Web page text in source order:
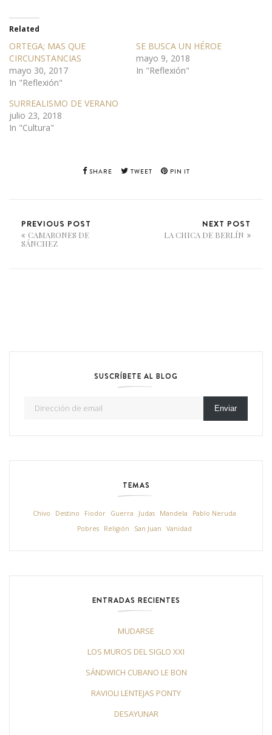
Related
ORTEGA; MAS QUE
CIRCUNSTANCIAS
mayo 30, 2017
In "Reflexión"
SE BUSCA UN HÉROE
mayo 9, 2018
In "Reflexión"
SURREALISMO DE VERANO
julio 23, 2018
In "Cultura"
SHARE TWEET PIN IT
PREVIOUS POST
CAMARONES DE
SÁNCHEZ
NEXT POST
LA CHICA DE BERLÍN
SUSCRÍBETE AL BLOG
Enviar
TEMAS
Chivo Destino Fiodor Guerra Judas Mandela
Pablo Neruda
Pobres
Religión San Juan Vanidad
ENTRADAS RECIENTES
MUDARSE
LOS MUROS DEL SIGLO XXI
SÁNDWICH CUBANO LE BON
RAVIOLI LENTEJAS PONTY
DESAYUNAR